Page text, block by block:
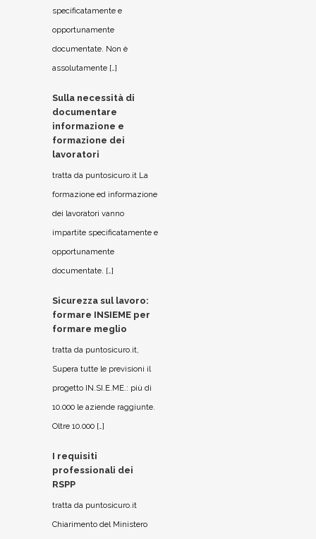
specificatamente e
opportunamente
documentate. Non è
assolutamente […]
Sulla necessità di
documentare
informazione e
formazione dei
lavoratori
tratta da puntosicuro.it La
formazione ed informazione
dei lavoratori vanno
impartite specificatamente e
opportunamente
documentate. […]
Sicurezza sul lavoro:
formare INSIEME per
formare meglio
tratta da puntosicuro.it,
Supera tutte le previsioni il
progetto IN.SI.E.ME.: più di
10.000 le aziende raggiunte.
Oltre 10.000 […]
I requisiti
professionali dei
RSPP
tratta da puntosicuro.it
Chiarimento del Ministero